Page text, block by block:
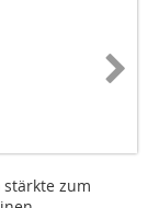
stärkte zum